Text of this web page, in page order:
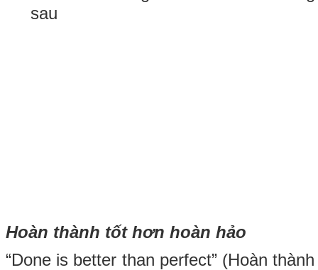
Hoàn thành tốt hơn hoàn hảo
“Done is better than perfect” (Hoàn